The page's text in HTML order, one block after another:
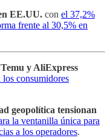
EE.UU. con el 37,2%
frente al 30,5% en
y AliExpress
los consumidores
geopolítica tensionan
la ventanilla única para
a los operadores.